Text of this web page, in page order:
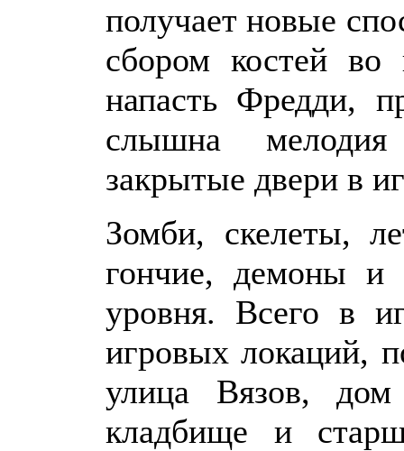
получает новые
сбором костей
напасть Фредди,
слышна
закрытые двери в
Зомби, скелеты,
гончие, демоны и
уровня. Всего в
игровых локаций,
улица Вязов, дом
кладбище и